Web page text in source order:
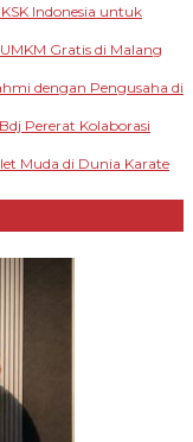
Indonesia untuk
Gratis di Malang
dengan Pengusaha di
Pererat Kolaborasi
Muda di Dunia Karate